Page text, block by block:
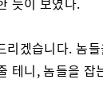
리겠습니다. 놈
테니, 놈들을 잡